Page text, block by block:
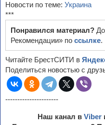
Новости по теме: Украина
***
Понравился материал?
Рекомендации» по ссылке.
Читайте БрестСИТИ в
Поделиться новостью с
----------------------
Наш канал в Viber